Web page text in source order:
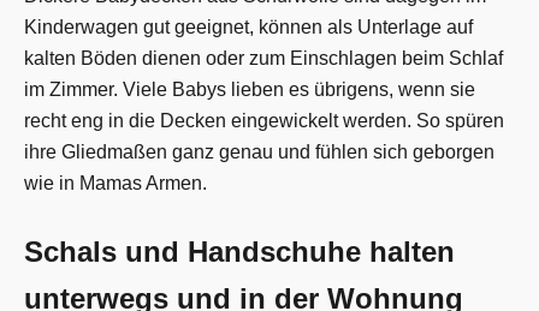
Kinderwagen gut geeignet, können als Unterlage auf
kalten Böden dienen oder zum Einschlagen beim Schlaf
im Zimmer. Viele Babys lieben es übrigens, wenn sie
recht eng in die Decken eingewickelt werden. So spüren
ihre Gliedmaßen ganz genau und fühlen sich geborgen
wie in Mamas Armen.
Schals und Handschuhe halten
unterwegs und in der Wohnung